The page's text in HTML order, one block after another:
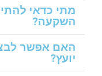
מתי כדאי
השקעה?
האם אפשר
יועץ?